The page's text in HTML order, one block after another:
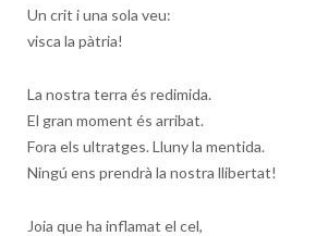
Un crit i una sola veu:
visca la pàtria!
La nostra terra és redimida.
El gran moment és arribat.
Fora els ultratges. Lluny la mentida.
Ningú ens prendrà la nostra llibertat!
Joia que ha inflamat el cel,